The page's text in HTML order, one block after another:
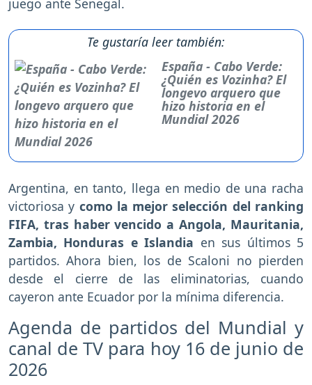
juego ante Senegal.
Te gustaría leer también:
España - Cabo Verde:
¿Quién es Vozinha? El
longevo arquero que
hizo historia en el
Mundial 2026
Argentina, en tanto, llega en medio de una racha
victoriosa y como la mejor selección del ranking
FIFA, tras haber vencido a Angola, Mauritania,
Zambia, Honduras e Islandia en sus últimos 5
partidos. Ahora bien, los de Scaloni no pierden
desde el cierre de las eliminatorias, cuando
cayeron ante Ecuador por la mínima diferencia.
Agenda de partidos del Mundial y
canal de TV para hoy 16 de junio de
2026